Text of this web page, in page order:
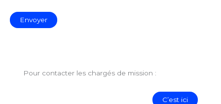
Pour contacter les chargés de mission :
C’est ici